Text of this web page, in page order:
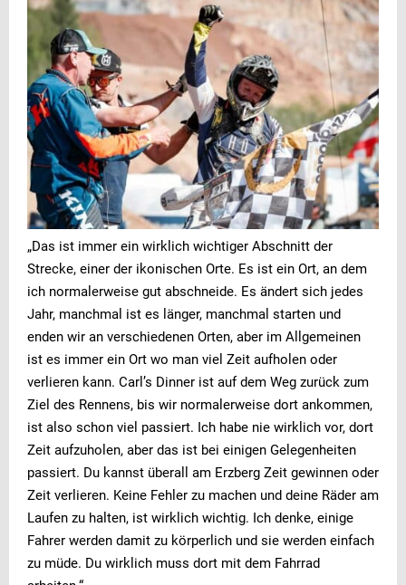
„Das ist immer ein wirklich wichtiger Abschnitt der
Strecke, einer der ikonischen Orte. Es ist ein Ort, an dem
ich normalerweise gut abschneide. Es ändert sich jedes
Jahr, manchmal ist es länger, manchmal starten und
enden wir an verschiedenen Orten, aber im Allgemeinen
ist es immer ein Ort wo man viel Zeit aufholen oder
verlieren kann. Carl’s Dinner ist auf dem Weg zurück zum
Ziel des Rennens, bis wir normalerweise dort ankommen,
ist also schon viel passiert. Ich habe nie wirklich vor, dort
Zeit aufzuholen, aber das ist bei einigen Gelegenheiten
passiert. Du kannst überall am Erzberg Zeit gewinnen oder
Zeit verlieren. Keine Fehler zu machen und deine Räder am
Laufen zu halten, ist wirklich wichtig. Ich denke, einige
Fahrer werden damit zu körperlich und sie werden einfach
zu müde. Du wirklich muss dort mit dem Fahrrad